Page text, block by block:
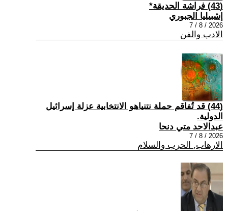
(43) فراشة الحديقة*
إشبيليا الجبوري
2026 / 8 / 7
الادب والفن
(44) قد تُفاقم حملة نتنياهو الانتخابية عزلة إسرائيل
الدولية.
عبدالاحد متي دنحا
2026 / 8 / 7
الارهاب, الحرب والسلام